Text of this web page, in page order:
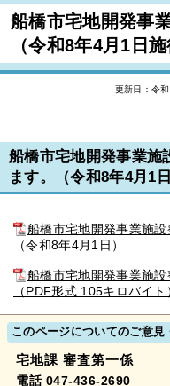
船橋市宅地開発事
（令和8年4月1日施
更新日：令
船橋市宅地開発事業施
ます。（令和8年4月1日
船橋市宅地開発事業施
（令和8年4月1日）
船橋市宅地開発事業施設
（PDF形式 105キロバイト
このページについてのご意見
宅地課 審査第一係
電話 047-436-2690